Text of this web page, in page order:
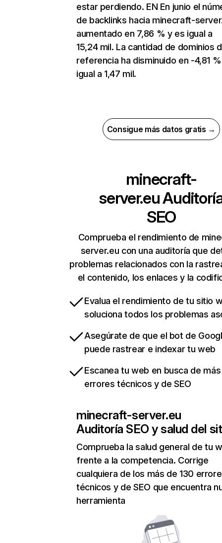
estar perdiendo. EN En junio el
de backlinks hacia minecraft-
aumentado en 7,86 % y es igual a
15,24 mil. La cantidad de dominios
referencia ha disminuido en -4,81
igual a 1,47 mil.
Consigue más datos gratis →
minecraft-
server.eu
SEO
Comprueba el rendimiento de
server.eu con una auditoría que
problemas relacionados con la
el contenido, los enlaces y la
Evalua el rendimiento de tu sitio
soluciona todos los problemas
Asegúrate de que el bot de
puede rastrear e indexar tu web
Escanea tu web en busca de
errores técnicos y de SEO
minecraft-server.eu
Auditoría SEO y salud del
Comprueba la salud general de tu
frente a la competencia. Corrige
cualquiera de los más de 130
técnicos y de SEO que encuentra
herramienta